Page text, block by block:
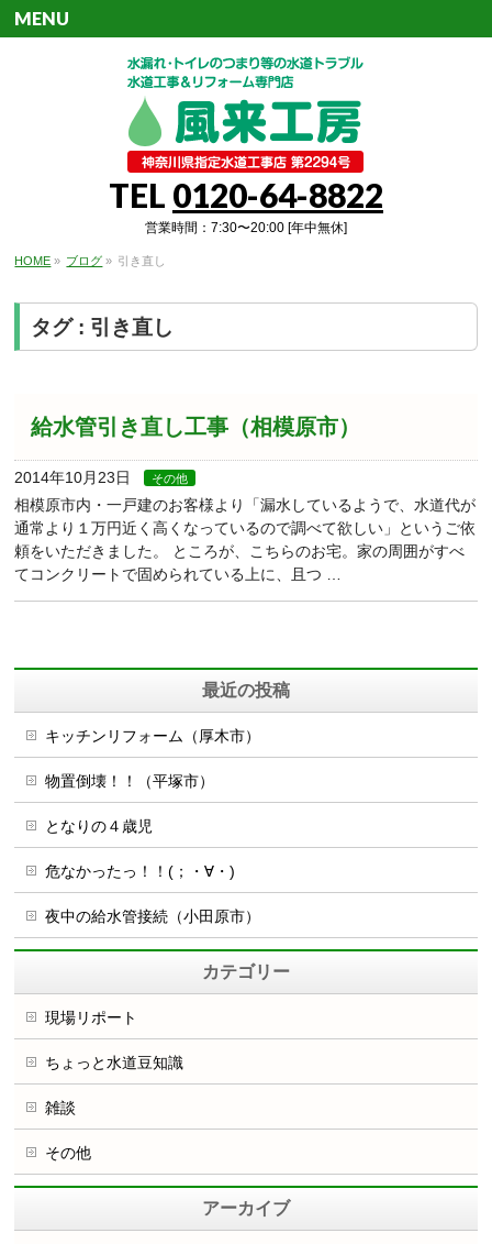
TEL 0120-64-8822
営業時間：7:30〜20:00 [年中無休]
MENU
HOME » ブログ » 引き直し
タグ : 引き直し
給水管引き直し工事（相模原市）
2014年10月23日 その他
相模原市内・一戸建のお客様より「漏水しているようで、水道代が
通常より１万円近く高くなっているので調べて欲しい」というご依
頼をいただきました。 ところが、こちらのお宅。家の周囲がすべ
てコンクリートで固められている上に、且つ …
最近の投稿
キッチンリフォーム（厚木市）
物置倒壊！！（平塚市）
となりの４歳児
危なかったっ！！(；・∀・)
夜中の給水管接続（小田原市）
カテゴリー
現場リポート
ちょっと水道豆知識
雑談
その他
アーカイブ